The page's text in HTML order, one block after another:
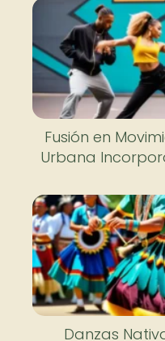
Fusión en
Urbana
Danzas